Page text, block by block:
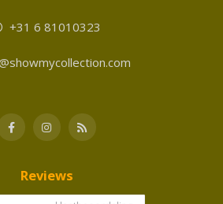
+31 6 81010323
Reviews